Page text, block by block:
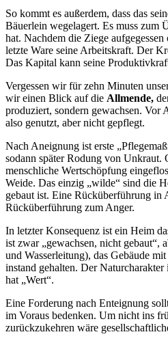
So kommt es außerdem, dass das
Bäuerlein wegelagert. Es muss zum
hat. Nachdem die Ziege
letzte Ware seine Arbeitskraft. Der
Das Kapital kann seine
Vergessen wir für zehn Minuten
wir einen Blick auf die Allmende,
produziert, sondern gewachsen. Vor
also genutzt, aber nicht gepflegt.
Nach Aneignung ist erste
sodann später Rodung von Unkraut.
menschliche Wertschöpfung
Weide. Das einzig „wilde“ sind die
gebaut ist. Eine Rücküberführung in
Rücküberführung zum Anger.
In letzter Konsequenz ist ein Heim
ist zwar „gewachsen, nicht gebaut“,
und Wasserleitung), das Gebäude
instand gehalten. Der
hat „Wert“.
Eine Forderung nach Enteignung
im Voraus bedenken. Um nicht ins
zurückzukehren wäre